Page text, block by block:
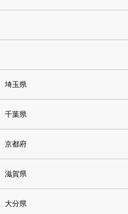
埼玉県
千葉県
京都府
滋賀県
大分県